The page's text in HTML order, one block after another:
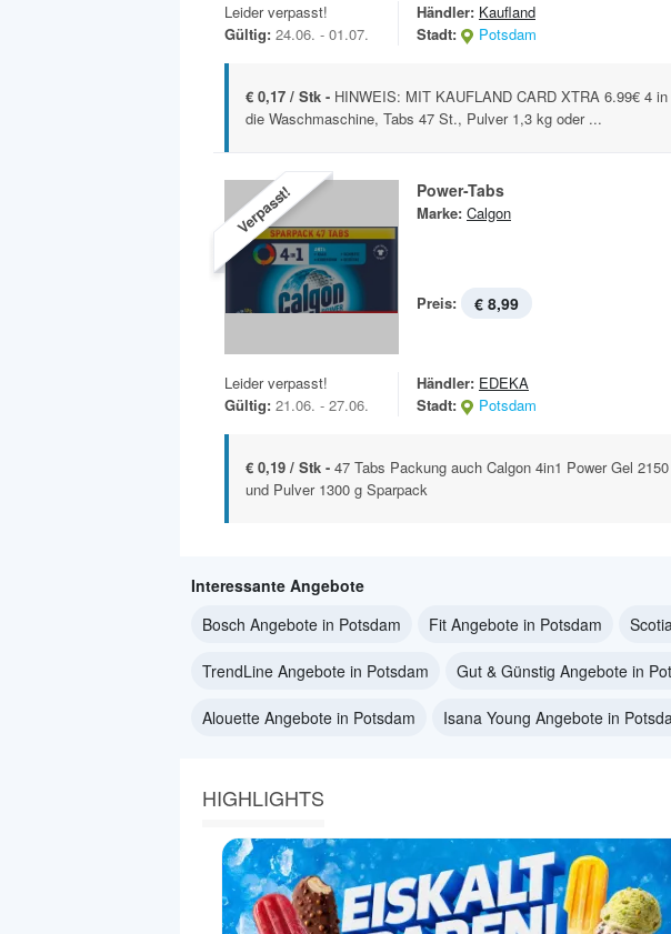
Leider verpasst!
Gültig: 24.06. - 01.07.
Händler: Kaufland
Stadt:
Potsdam
€ 0,17 / Stk - HINWEIS: MIT KAUFLAND CARD XTRA 6.99€ 4
die Waschmaschine, Tabs 47 St., Pulver 1,3 kg oder ...
Verpasst! Power-Tabs
Marke: Calgon
Preis: € 8,99
Leider verpasst!
Gültig: 21.06. - 27.06.
Händler: EDEKA
Stadt:
Potsdam
€ 0,19 / Stk - 47 Tabs Packung auch Calgon 4in1 Power Gel
und Pulver 1300 g Sparpack
Interessante Angebote
Bosch Angebote in Potsdam
Fit Angebote in Potsdam
TrendLine Angebote in Potsdam Gut & Günstig Angebote in
Alouette Angebote in Potsdam Isana Young Angebote in
HIGHLIGHTS